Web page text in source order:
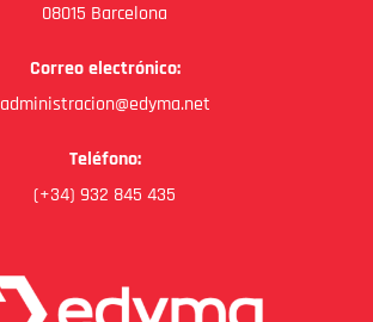
08015 Barcelona
Correo electrónico:
administracion@edyma.net
Teléfono:
(+34) 932 845 435